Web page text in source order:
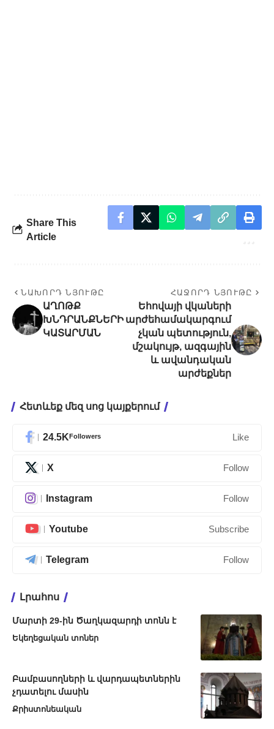
Share This
Article
ՆԱԽՈՐԴ ՆՅՈՒԹԸ
ԱՂՈԹՔ
ԽՆԴՐԱՆՔՆԵՐԻ
ԿԱՏԱՐՄԱՆ
ՀԱՋՈՐԴ ՆՅՈՒԹԸ
Եհովայի վկաների
արժեհամակարգում
չկան պետություն,
մշակույթ, ազգային
և ավանդական
արժեքներ
Հետևեք մեզ սոց կայքերում
24.5KFollowers Like
X Follow
Instagram Follow
Youtube Subscribe
Telegram Follow
Լրահոս
Մարտի 29-ին Ծաղկազարդի տոնն է
Եկեղեցական տոներ
Բամբասողների և վարդապետներին
չդատելու մասին
Քրիստոնեական